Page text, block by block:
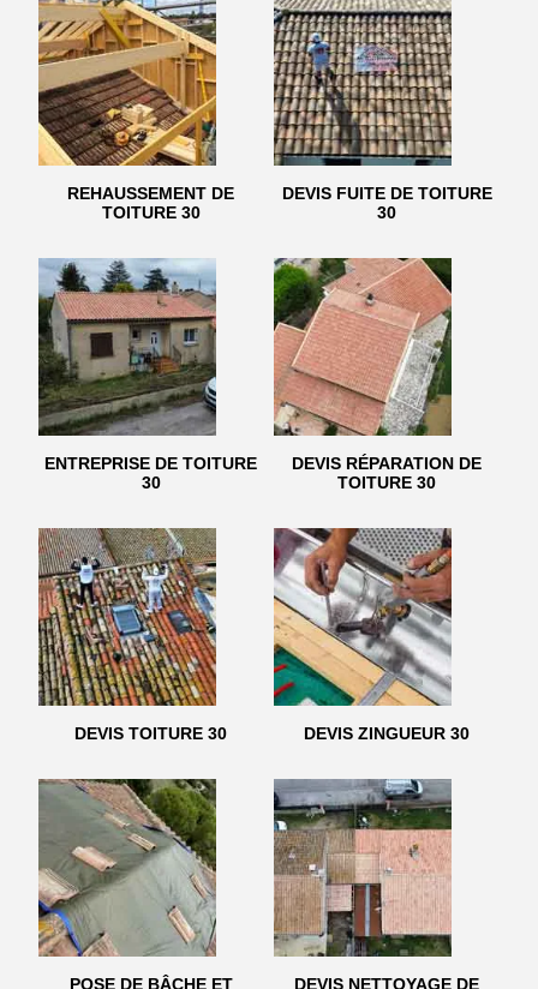
REHAUSSEMENT DE
TOITURE 30
DEVIS FUITE DE TOITURE
30
ENTREPRISE DE TOITURE
30
DEVIS RÉPARATION DE
TOITURE 30
DEVIS TOITURE 30 DEVIS ZINGUEUR 30
POSE DE BÂCHE ET DEVIS NETTOYAGE DE